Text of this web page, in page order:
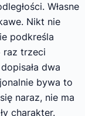
Własne
Nikt nie
podkreśla
raz trzeci
dwa
bywa to
naraz, nie ma
charakter.